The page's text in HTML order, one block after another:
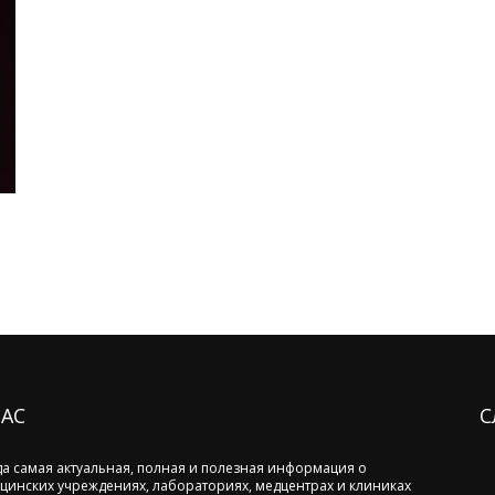
самая актуальная, полная и полезная информация о
учреждениях, лабораториях, медцентрах и клиниках